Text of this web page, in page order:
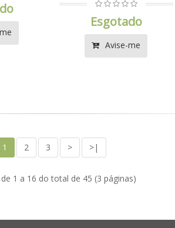
Esgotado
Avise-me
1 2 3 > >|
1 a 16 do total de 45 (3 páginas)